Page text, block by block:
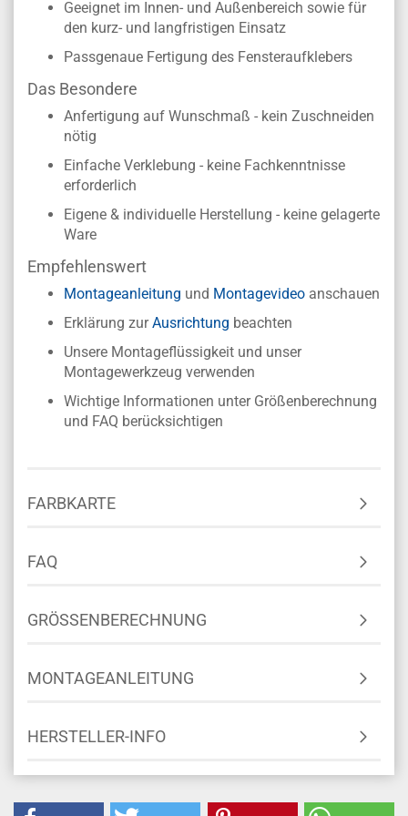
Geeignet im Innen- und Außenbereich sowie für
den kurz- und langfristigen Einsatz
Passgenaue Fertigung des Fensteraufklebers
Das Besondere
Anfertigung auf Wunschmaß - kein Zuschneiden
nötig
Einfache Verklebung - keine Fachkenntnisse
erforderlich
Eigene & individuelle Herstellung - keine gelagerte
Ware
Empfehlenswert
Montageanleitung und Montagevideo anschauen
Erklärung zurAusrichtung beachten
Unsere Montageflüssigkeit und unser
Montagewerkzeug verwenden
Wichtige Informationen unter Größenberechnung
und FAQ berücksichtigen
FARBKARTE
FAQ
GRÖSSENBERECHNUNG
MONTAGEANLEITUNG
HERSTELLER-INFO